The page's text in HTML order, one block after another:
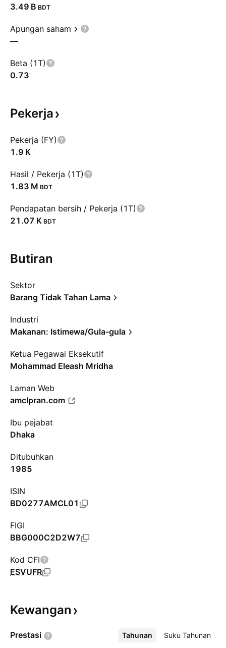
‪3.49 B‬ BDT
Apungan saham
—
Beta (1T)
0.73
Pekerja
Pekerja (FY)
‪1.9 K‬
Hasil / Pekerja (1T)
‪1.83 M‬ BDT
Pendapatan bersih / Pekerja (1T)
‪21.07 K‬ BDT
Butiran
Sektor
Barang Tidak Tahan Lama
Industri
Makanan: Istimewa/Gula-gula
Ketua Pegawai Eksekutif
Mohammad Eleash Mridha
Laman Web
amclpran.com
Ibu pejabat
Dhaka
Ditubuhkan
1985
ISIN
BD0277AMCL01
FIGI
BBG000C2D2W7
Kod CFI
ESVUFR
Kewangan
Prestasi Tahunan Suku Tahunan
Lebih